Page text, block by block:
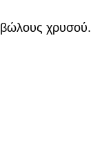
χρυσού.